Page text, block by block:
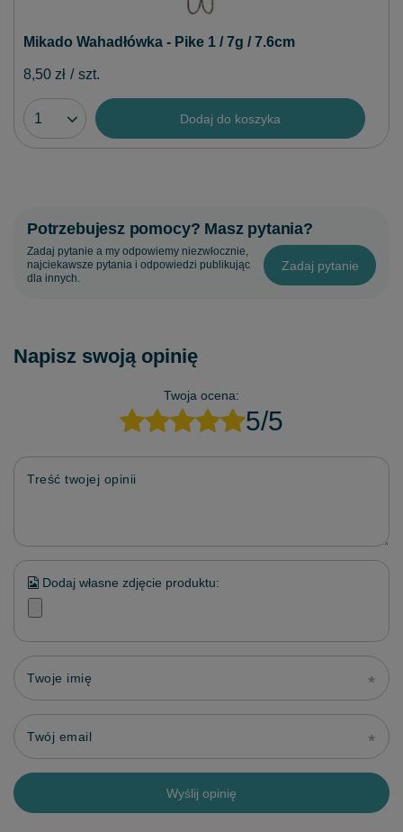
Mikado Wahadłówka - Pike 1 / 7g / 7.6cm
8,50 zł / szt.
Dodaj do koszyka
Potrzebujesz pomocy? Masz pytania?
Zadaj pytanie a my odpowiemy niezwłocznie,
najciekawsze pytania i odpowiedzi publikując
dla innych.
Zadaj pytanie
Napisz swoją opinię
Twoja ocena:
5/5
Treść twojej opinii
Dodaj własne zdjęcie produktu:
Twoje imię
Twój email
Wyślij opinię